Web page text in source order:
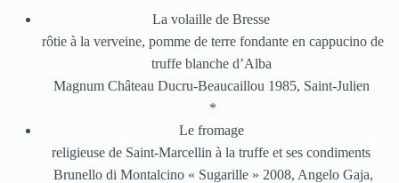
La volaille de Bresse
rôtie à la verveine, pomme de terre fondante en cappucino de
truffe blanche d’Alba
Magnum Château Ducru-Beaucaillou 1985, Saint-Julien
*
Le fromage
religieuse de Saint-Marcellin à la truffe et ses condiments
Brunello di Montalcino « Sugarille » 2008, Angelo Gaja,